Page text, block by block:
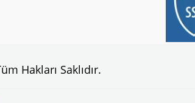
Hakları Saklıdır.